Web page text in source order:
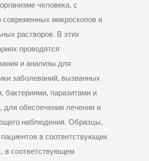
человека, с
микроскопов и
растворов. В этих
проводятся
и анализы для
заболеваний, вызванных
бактериями, паразитами и
для обеспечения лечения и
наблюдения. Образцы,
в соответствующих
в соответствующем